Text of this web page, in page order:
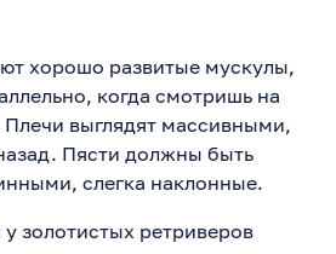
хорошо развитые мускулы,
когда смотришь на
выглядят массивными,
Пясти должны быть
слегка наклонные.
золотистых ретриверов